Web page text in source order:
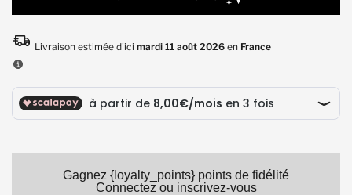
Gagnez {loyalty_points} points de fidélité
Connectez ou inscrivez-vous